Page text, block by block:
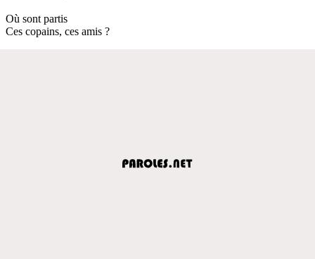
Où sont partis
Ces copains, ces amis ?